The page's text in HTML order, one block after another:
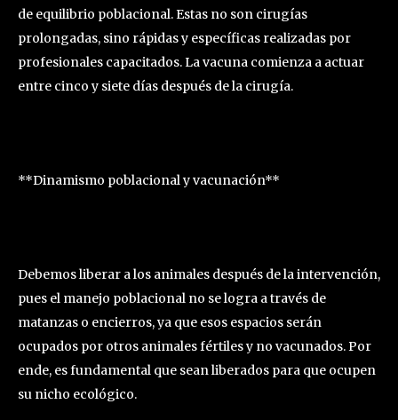
de equilibrio poblacional. Estas no son cirugías
prolongadas, sino rápidas y específicas realizadas por
profesionales capacitados. La vacuna comienza a actuar
entre cinco y siete días después de la cirugía.
**Dinamismo poblacional y vacunación**
Debemos liberar a los animales después de la intervención,
pues el manejo poblacional no se logra a través de
matanzas o encierros, ya que esos espacios serán
ocupados por otros animales fértiles y no vacunados. Por
ende, es fundamental que sean liberados para que ocupen
su nicho ecológico.